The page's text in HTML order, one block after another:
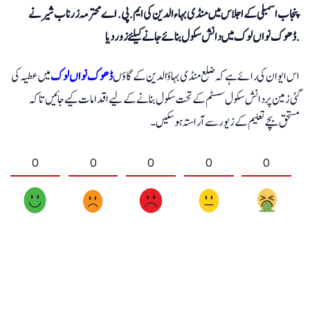
پنجاب اسمبلی کے اجلاس میں منڈی بہاءالدین کی ایم.پی.اے محترمہ زرناب شیر نے
ڈھوک نواں لوک میں دانش سکول بنائے جانے کیلئے زور دیا.
اس ایوان کی رائے ہے کہ ضلع منڈی بہاؤالدین کے گاؤںڈھوک نواں لوکمیں عطیہ کی
گئی زمین پر دانش سکول سسٹم کے تحت سکول بنانے کے لیے اقدامات کیے جائیں تاکہ
مستحق بچے تعلیم کے زیور سے آراستہ ہو سکیں۔
0 0 0 0 0